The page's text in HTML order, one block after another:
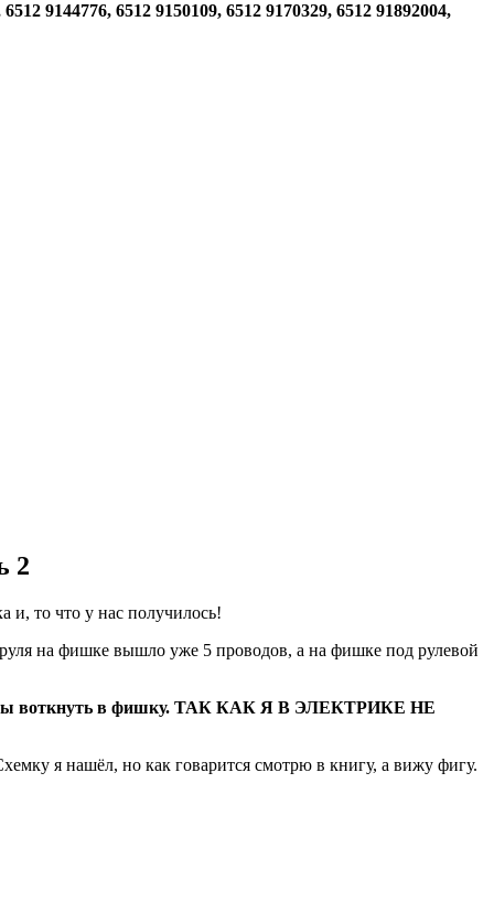
9144776, 6512 9150109, 6512 9170329, 6512 91892004,
2
и, то что у нас получилось!
на фишке вышло уже 5 проводов, а на фишке под рулевой
пины воткнуть в фишку. ТАК КАК Я В ЭЛЕКТРИКЕ НЕ
я нашёл, но как говарится смотрю в книгу, а вижу фигу.